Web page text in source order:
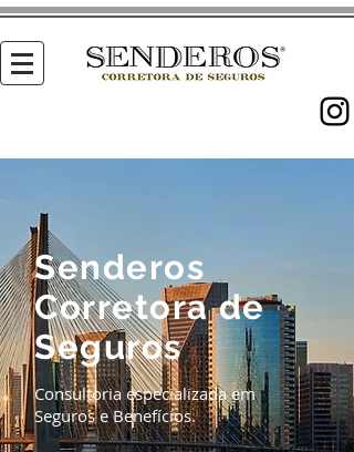
Senderos
Corretora de
Seguros
Consultoria especializada em
Seguros e Benefícios.